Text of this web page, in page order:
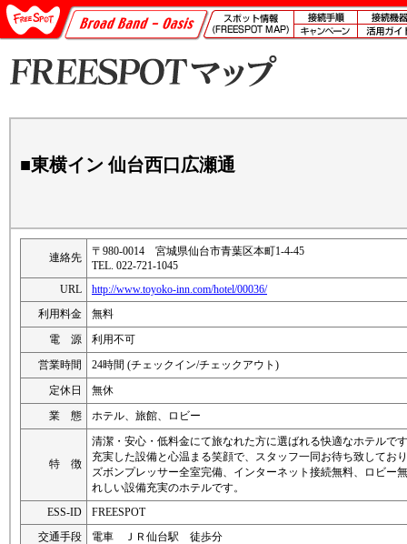
■東横イン 仙台西口広瀬通
連絡先
〒980-0014 宮城県仙台市青葉区本町1-4-45
TEL. 022-721-1045
URL
http://www.toyoko-inn.com/hotel/00036/
利用料金
無料
電 源
利用不可
営業時間
24時間 (チェックイン/チェックアウト)
定休日
無休
業 態
ホテル、旅館、ロビー
特 徴
清潔・安心・低料金にて旅なれた方に選ばれる快適なホテルで
充実した設備と心温まる笑顔で、スタッフ一同お待ち致してお
ズボンプレッサー全室完備、インターネット接続無料、ロビー
れしい設備充実のホテルです。
ESS-ID
FREESPOT
交通手段
電車 ＪＲ仙台駅 徒歩分